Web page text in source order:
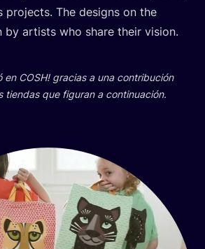
pro­jects. The designs on the
by artists who sha­re their vision.
en COSH! gra­cias a una con­tri­bu­ción
tien­das que figu­ran a continuación.